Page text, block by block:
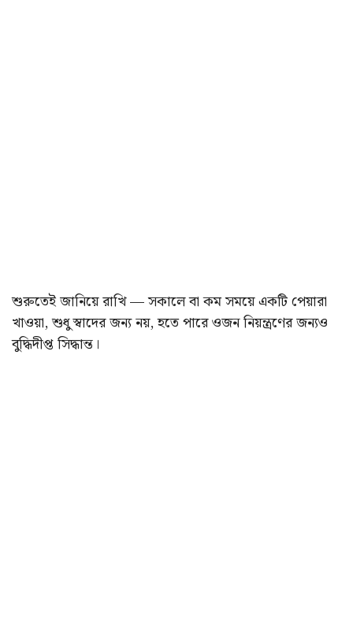
শুরুতেই জানিয়ে রাখি — সকালে বা কম সময়ে একটি পেয়ারা
খাওয়া, শুধু স্বাদের জন্য নয়, হতে পারে ওজন নিয়ন্ত্রণের জন্যও
বুদ্ধিদীপ্ত সিদ্ধান্ত।